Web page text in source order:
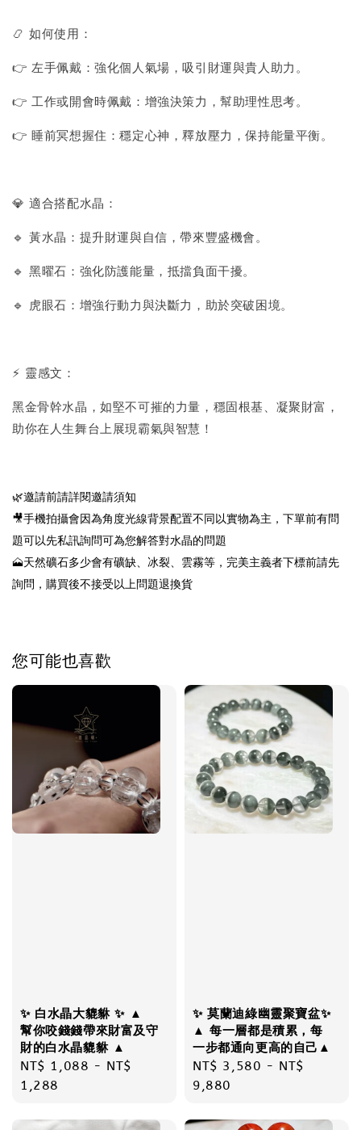
📿 如何使用：
👉 左手佩戴：強化個人氣場，吸引財運與貴人助力。
👉 工作或開會時佩戴：增強決策力，幫助理性思考。
👉 睡前冥想握住：穩定心神，釋放壓力，保持能量平衡。
💎 適合搭配水晶：
🔹 黃水晶：提升財運與自信，帶來豐盛機會。
🔹 黑曜石：強化防護能量，抵擋負面干擾。
🔹 虎眼石：增強行動力與決斷力，助於突破困境。
⚡ 靈感文：
黑金骨幹水晶，如堅不可摧的力量，穩固根基、凝聚財富，
助你在人生舞台上展現霸氣與智慧！
🌿邀請前請詳閱邀請須知
🎥手機拍攝會因為角度光線背景配置不同以實物為主，下單前有問
題可以先私訊詢問可為您解答對水晶的問題
🗻天然礦石多少會有礦缺、冰裂、雲霧等，完美主義者下標前請先
詢問，購買後不接受以上問題退換貨
您可能也喜歡
✨ 白水晶大貔貅 ✨ ▲
幫你咬錢錢帶來財富及守
財的白水晶貔貅 ▲
Regular
price
NT$ 1,088 - NT$
1,288
✨ 莫蘭迪綠幽靈聚寶盆✨
▲ 每一層都是積累，每
一步都通向更高的自己▲
Regular
price
NT$ 3,580 - NT$
9,880